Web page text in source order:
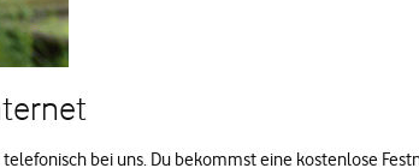
bei uns. Du bekommst eine kostenlose